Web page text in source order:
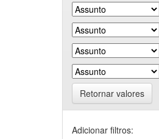
Retornar valores
Adicionar filtros: